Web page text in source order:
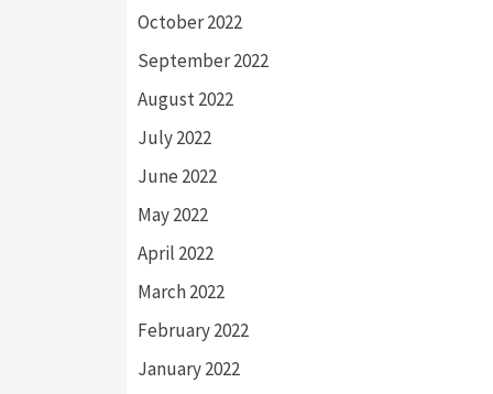
October 2022
September 2022
August 2022
July 2022
June 2022
May 2022
April 2022
March 2022
February 2022
January 2022